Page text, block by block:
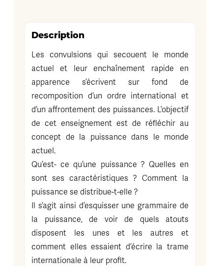
Description
Les convulsions qui secouent le monde
actuel et leur enchaînement rapide en
apparence s’écrivent sur fond de
recomposition d’un ordre international et
d’un affrontement des puissances. L’objectif
de cet enseignement est de réfléchir au
concept de la puissance dans le monde
actuel.
Qu’est- ce qu’une puissance ? Quelles en
sont ses caractéristiques ? Comment la
puissance se distribue-t-elle ?
Il s’agit ainsi d’esquisser une grammaire de
la puissance, de voir de quels atouts
disposent les unes et les autres et
comment elles essaient d’écrire la trame
internationale à leur profit.